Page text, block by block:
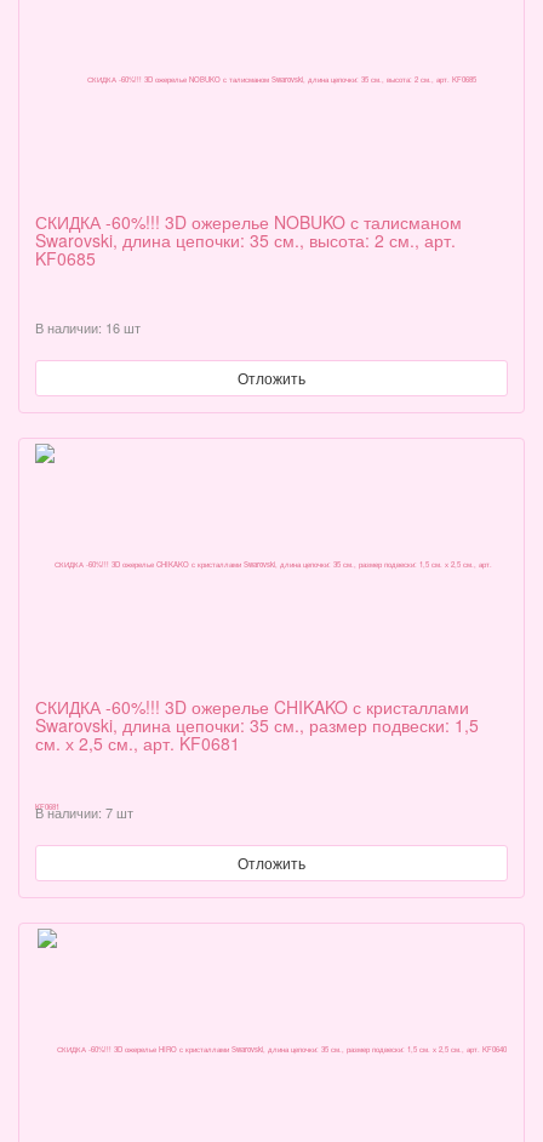
СКИДКА -60%!!! 3D ожерелье NOBUKO с талисманом
Swarovski, длина цепочки: 35 см., высота: 2 см., арт.
KF0685
В наличии: 16 шт
Отложить
СКИДКА -60%!!! 3D ожерелье CHIKAKO с кристаллами
Swarovski, длина цепочки: 35 см., размер подвески: 1,5
см. х 2,5 см., арт. KF0681
В наличии: 7 шт
Отложить